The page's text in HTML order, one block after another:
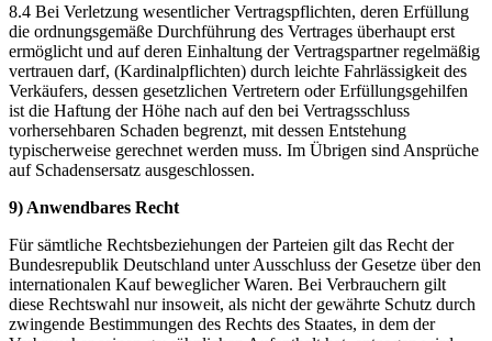
8.4 Bei Verletzung wesentlicher Vertragspflichten, deren Erfüllung
die ordnungsgemäße Durchführung des Vertrages überhaupt erst
ermöglicht und auf deren Einhaltung der Vertragspartner regelmäßig
vertrauen darf, (Kardinalpflichten) durch leichte Fahrlässigkeit des
Verkäufers, dessen gesetzlichen Vertretern oder Erfüllungsgehilfen
ist die Haftung der Höhe nach auf den bei Vertragsschluss
vorhersehbaren Schaden begrenzt, mit dessen Entstehung
typischerweise gerechnet werden muss. Im Übrigen sind Ansprüche
auf Schadensersatz ausgeschlossen.
9) Anwendbares Recht
Für sämtliche Rechtsbeziehungen der Parteien gilt das Recht der
Bundesrepublik Deutschland unter Ausschluss der Gesetze über den
internationalen Kauf beweglicher Waren. Bei Verbrauchern gilt
diese Rechtswahl nur insoweit, als nicht der gewährte Schutz durch
zwingende Bestimmungen des Rechts des Staates, in dem der